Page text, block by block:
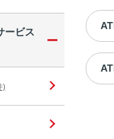
ービス
)